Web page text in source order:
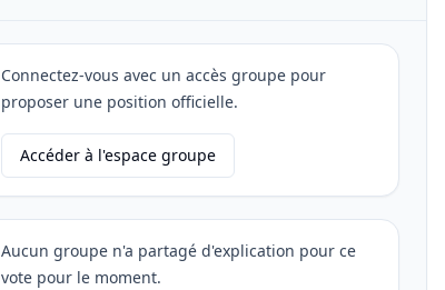
Connectez-vous avec un accès groupe pour
proposer une position officielle.
Accéder à l'espace groupe
Aucun groupe n'a partagé d'explication pour ce
vote pour le moment.